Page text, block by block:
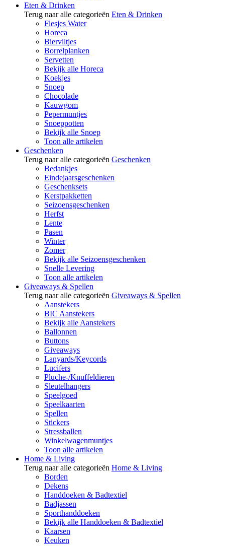
Eten & Drinken
Terug naar alle categorieën Eten & Drinken
Flesjes Water
Horeca
Bierviltjes
Borrelplanken
Servetten
Bekijk alle Horeca
Koekjes
Snoep
Chocolade
Kauwgom
Pepermuntjes
Snoeppotten
Bekijk alle Snoep
Toon alle artikelen
Geschenken
Terug naar alle categorieën Geschenken
Bedankjes
Eindejaarsgeschenken
Geschenksets
Kerstpakketten
Seizoensgeschenken
Herfst
Lente
Pasen
Winter
Zomer
Bekijk alle Seizoensgeschenken
Snelle Levering
Toon alle artikelen
Giveaways & Spellen
Terug naar alle categorieën Giveaways & Spellen
Aanstekers
BIC Aanstekers
Bekijk alle Aanstekers
Ballonnen
Buttons
Giveaways
Lanyards/Keycords
Lucifers
Pluche-/Knuffeldieren
Sleutelhangers
Speelgoed
Speelkaarten
Spellen
Stickers
Stressballen
Winkelwagenmuntjes
Toon alle artikelen
Home & Living
Terug naar alle categorieën Home & Living
Borden
Dekens
Handdoeken & Badtextiel
Badjassen
Sporthanddoeken
Bekijk alle Handdoeken & Badtextiel
Kaarsen
Keuken